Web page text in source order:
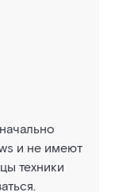
и не имеют
техники